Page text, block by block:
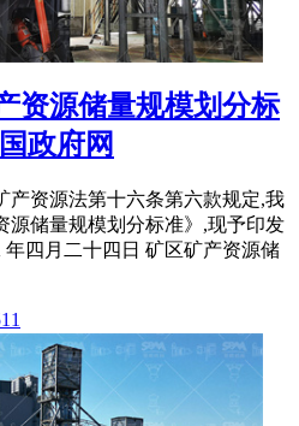
资源储量规模划分标
政府网
产资源法第十六条第六款规定,我
源储量规模划分标准》,现予印发
四月二十四日 矿区矿产资源储